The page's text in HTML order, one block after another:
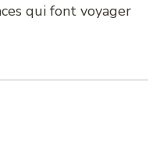
qui font voyager